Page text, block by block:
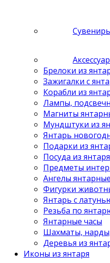
Брелоки из
Зажигалки с
Корабли из
Лампы,
Магниты
Мундштуки из
Янтарь
Подарки из
Посуда из янтаря
Предметы
Ангелы янтарные
Фигурки
Янтарь с
Резьба по
Янтарные часы
Шахматы,
Деревья из
Иконы из янтаря